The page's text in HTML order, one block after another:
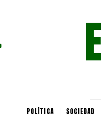
POLÍTICA SOCIEDAD